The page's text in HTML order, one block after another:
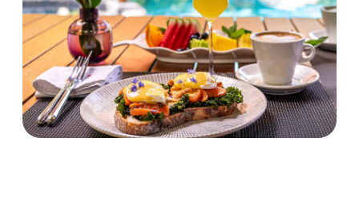
Explora más
Gallery